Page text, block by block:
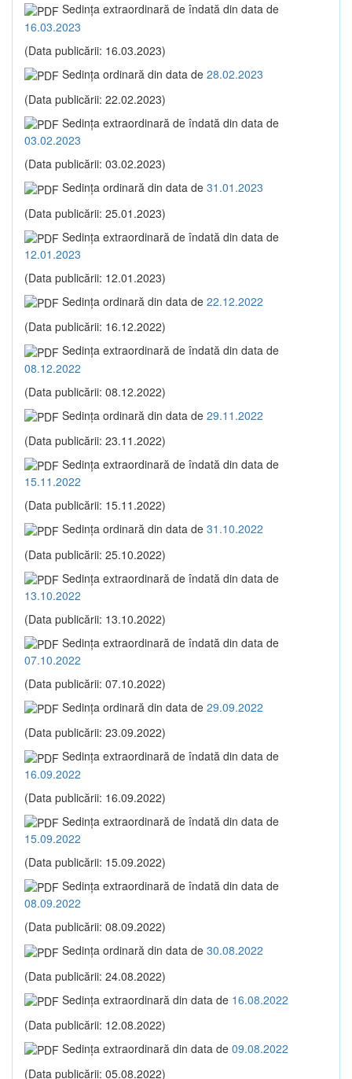
Sedinţa extraordinară de îndată din data de
16.03.2023
(Data publicării: 16.03.2023)
Sedinţa ordinară din data de 28.02.2023
(Data publicării: 22.02.2023)
Sedinţa extraordinară de îndată din data de
03.02.2023
(Data publicării: 03.02.2023)
Sedinţa ordinară din data de 31.01.2023
(Data publicării: 25.01.2023)
Sedinţa extraordinară de îndată din data de
12.01.2023
(Data publicării: 12.01.2023)
Sedinţa ordinară din data de 22.12.2022
(Data publicării: 16.12.2022)
Sedinţa extraordinară de îndată din data de
08.12.2022
(Data publicării: 08.12.2022)
Sedinţa ordinară din data de 29.11.2022
(Data publicării: 23.11.2022)
Sedinţa extraordinară de îndată din data de
15.11.2022
(Data publicării: 15.11.2022)
Sedinţa ordinară din data de 31.10.2022
(Data publicării: 25.10.2022)
Sedinţa extraordinară de îndată din data de
13.10.2022
(Data publicării: 13.10.2022)
Sedinţa extraordinară de îndată din data de
07.10.2022
(Data publicării: 07.10.2022)
Sedinţa ordinară din data de 29.09.2022
(Data publicării: 23.09.2022)
Sedinţa extraordinară de îndată din data de
16.09.2022
(Data publicării: 16.09.2022)
Sedinţa extraordinară de îndată din data de
15.09.2022
(Data publicării: 15.09.2022)
Sedinţa extraordinară de îndată din data de
08.09.2022
(Data publicării: 08.09.2022)
Sedinţa ordinară din data de 30.08.2022
(Data publicării: 24.08.2022)
Sedinţa extraordinară din data de 16.08.2022
(Data publicării: 12.08.2022)
Sedinţa extraordinară din data de 09.08.2022
(Data publicării: 05.08.2022)